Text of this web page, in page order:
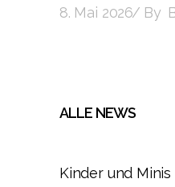
8. Mai 2026
By
ALLE NEWS
Kinder und Minis